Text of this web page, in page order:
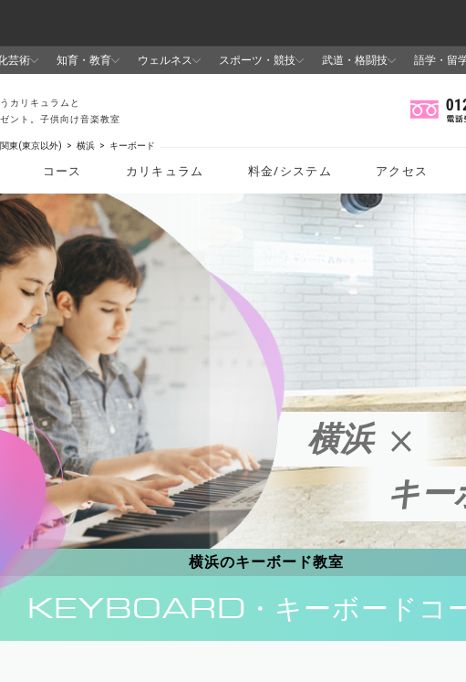
関東(東京以外) 横浜 キーボード
横浜
キー
横浜のキーボード教室
KEYBOARD ・キーボードコ